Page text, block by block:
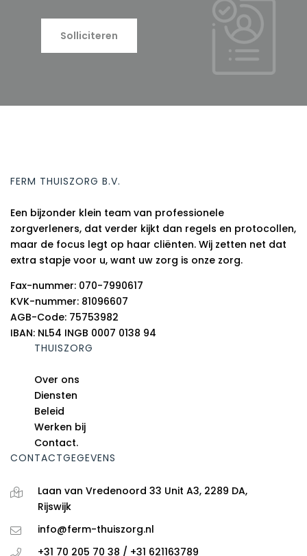
Solliciteren
FERM THUISZORG B.V.
Een bijzonder klein team van professionele
zorgverleners, dat verder kijkt dan regels en protocollen,
maar de focus legt op haar cliënten. Wij zetten net dat
extra stapje voor u, want uw zorg is onze zorg.
Fax-nummer: 070-7990617
KVK-nummer: 81096607
AGB-Code: 75753982
IBAN: NL54 INGB 0007 0138 94
THUISZORG
Over ons
Diensten
Beleid
Werken bij
Contact.
CONTACTGEGEVENS
Laan van Vredenoord 33 Unit A3, 2289 DA,
Rijswijk
info@ferm-thuiszorg.nl
+31 70 205 70 38 / +31 621163789